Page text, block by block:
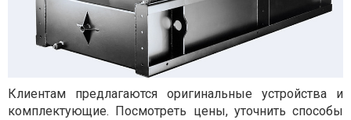
Клиентам предлагаются оригинальные устройства и
комплектующие. Посмотреть цены, уточнить способы